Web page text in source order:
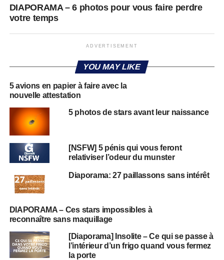
DIAPORAMA – 6 photos pour vous faire perdre
votre temps
ADVERTISEMENT
YOU MAY LIKE
5 avions en papier à faire avec la
nouvelle attestation
5 photos de stars avant leur naissance
[NSFW] 5 pénis qui vous feront
relativiser l’odeur du munster
Diaporama: 27 paillassons sans intérêt
DIAPORAMA – Ces stars impossibles à
reconnaître sans maquillage
[Diaporama] Insolite – Ce qui se passe à
l’intérieur d’un frigo quand vous fermez
la porte